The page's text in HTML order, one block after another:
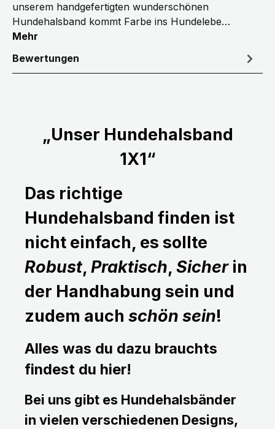
unserem handgefertigten wunderschönen
Hundehalsband kommt Farbe ins Hundelebe…
Mehr
Bewertungen
„Unser Hundehalsband
1X1“
Das richtige
Hundehalsband finden ist
nicht einfach, es sollte
Robust, Praktisch, Sicherin
der Handhabung sein und
zudem auch schön sein!
Alles was du dazu brauchts
findest du hier!
Bei uns gibt es Hundehalsbänder
in vielen verschiedenen Designs,